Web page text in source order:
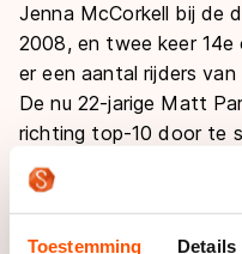
Toestemming Details
Jenna McCorkell bij de
2008, en twee keer 14e
er een aantal rijders
De nu 22-jarige Matt
richting top-10 door te
beste jaar met een
drievoudige axel, maar